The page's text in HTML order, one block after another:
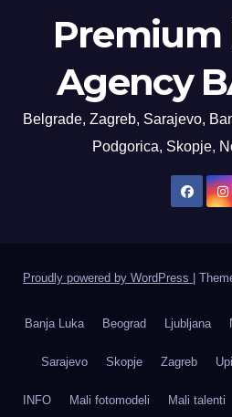
Premium
Agency
Belgrade, Zagreb, Sarajevo,
Podgorica, Skopje,
Proudly powered by WordPress
Banja Luka Beograd Ljubljana
Sarajevo Skopje Zagreb
INFO Mali fotomodeli Mali talenti